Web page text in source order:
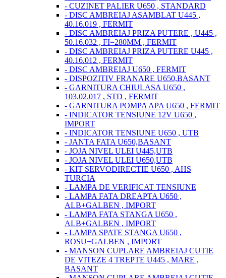
- CUZINET PALIER U650 , STANDARD
- DISC AMBREIAJ ASAMBLAT U445 ,
40.16.019 , FERMIT
- DISC AMBREIAJ PRIZA PUTERE , U445 ,
50.16.032 , FI=280MM , FERMIT
- DISC AMBREIAJ PRIZA PUTERE U445 ,
40.16.012 , FERMIT
- DISC AMBREIAJ U650 , FERMIT
- DISPOZITIV FRANARE U650,BASANT
- GARNITURA CHIULASA U650 ,
103.02.017 , STD , FERMIT
- GARNITURA POMPA APA U650 , FERMIT
- INDICATOR TENSIUNE 12V U650 ,
IMPORT
- INDICATOR TENSIUNE U650 , UTB
- JANTA FATA U650,BASANT
- JOJA NIVEL ULEI U445,UTB
- JOJA NIVEL ULEI U650,UTB
- KIT SERVODIRECTIE U650 , AHS
TURCIA
- LAMPA DE VERIFICAT TENSIUNE
- LAMPA FATA DREAPTA U650 ,
ALB+GALBEN , IMPORT
- LAMPA FATA STANGA U650 ,
ALB+GALBEN , IMPORT
- LAMPA SPATE STANGA U650 ,
ROSU+GALBEN , IMPORT
- MANSON CUPLARE AMBREIAJ CUTIE
DE VITEZE 4 TREPTE U445 , MARE ,
BASANT